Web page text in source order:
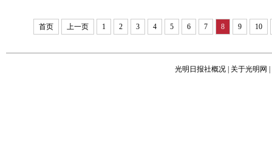
首页 上一页 1 2 3 4 5 6 7 8 9 10
光明日报社概况 关于光明网